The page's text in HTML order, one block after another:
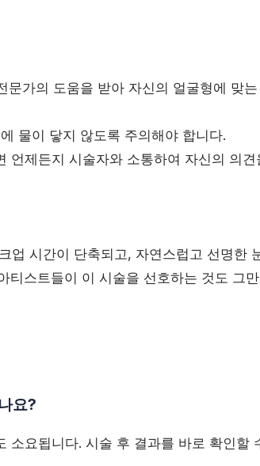
문가의 도움을 받아 자신의 얼굴형에 맞
물이 닿지 않도록 주의해야 합니다.
언제든지 시술자와 소통하여 자신의 의견
업 시간이 단축되고, 자연스럽고 선명한
티스트들이 이 시술을 선호하는 것도 그
요?
소요됩니다. 시술 후 결과를 바로 확인할